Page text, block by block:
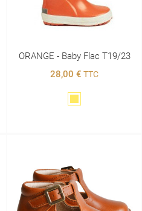
ORANGE - Baby Flac T19/23
28,00 € TTC